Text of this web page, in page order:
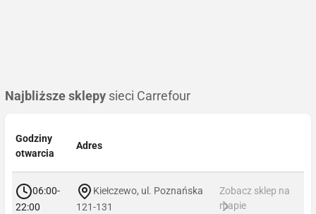
Najbliższe sklepy sieci Carrefour
Godziny
otwarcia
Adres
06:00-
22:00
Kiełczewo, ul. Poznańska
121-131
Zobacz sklep na
mapie